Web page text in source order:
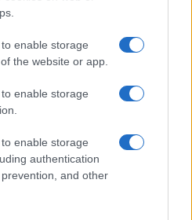
enable storage
the website or app.
enable storage
enable storage
authentication
and other
a Síp utcában